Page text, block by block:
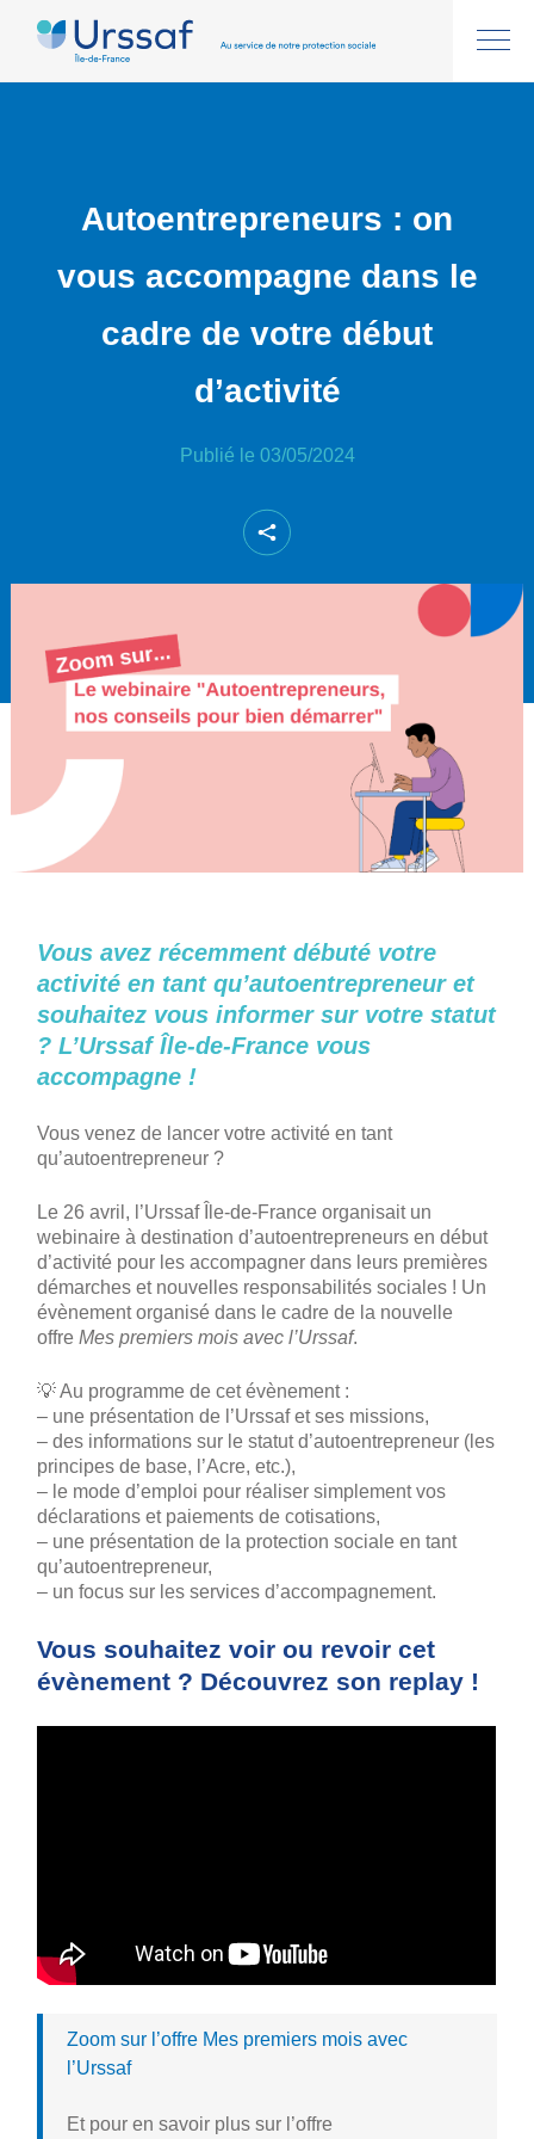
Autoentrepreneurs : on
vous accompagne dans le
cadre de votre début
d’activité
Publié le 03/05/2024
Vous avez récemment débuté votre
activité en tant qu’autoentrepreneur et
souhaitez vous informer sur votre statut
? L’Urssaf Île-de-France vous
accompagne !
Vous venez de lancer votre activité en tant
qu’autoentrepreneur ?
Le 26 avril, l’Urssaf Île-de-France organisait un
webinaire à destination d’autoentrepreneurs en début
d’activité pour les accompagner dans leurs premières
démarches et nouvelles responsabilités sociales ! Un
évènement organisé dans le cadre de la nouvelle
offreMes premiers mois avec l’Urssaf.
💡 Au programme de cet évènement :
– une présentation de l’Urssaf et ses missions,
– des informations sur le statut d’autoentrepreneur (les
principes de base, l’Acre, etc.),
– le mode d’emploi pour réaliser simplement vos
déclarations et paiements de cotisations,
– une présentation de la protection sociale en tant
qu’autoentrepreneur,
– un focus sur les services d’accompagnement.
Vous souhaitez voir ou revoir cet
évènement ? Découvrez son replay !
Zoom sur l’offre Mes premiers mois avec
l’Urssaf
Et pour en savoir plus sur l’offre